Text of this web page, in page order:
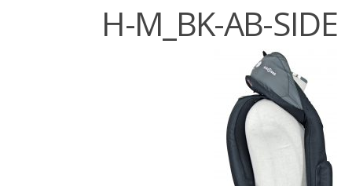
H-M_BK-AB-SIDE